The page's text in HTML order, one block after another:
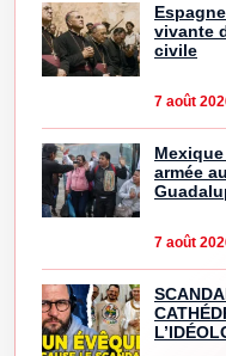
vivante
civile
7 août
armée
7 août